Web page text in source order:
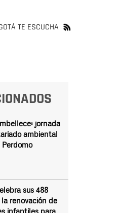
TE ESCUCHA
jornada
ambiental
sus 488
renovación de
infantiles para